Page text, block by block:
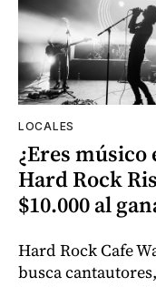
LOCALES
¿Eres músico
Hard Rock
$10.000 al
Hard Rock Cafe
busca